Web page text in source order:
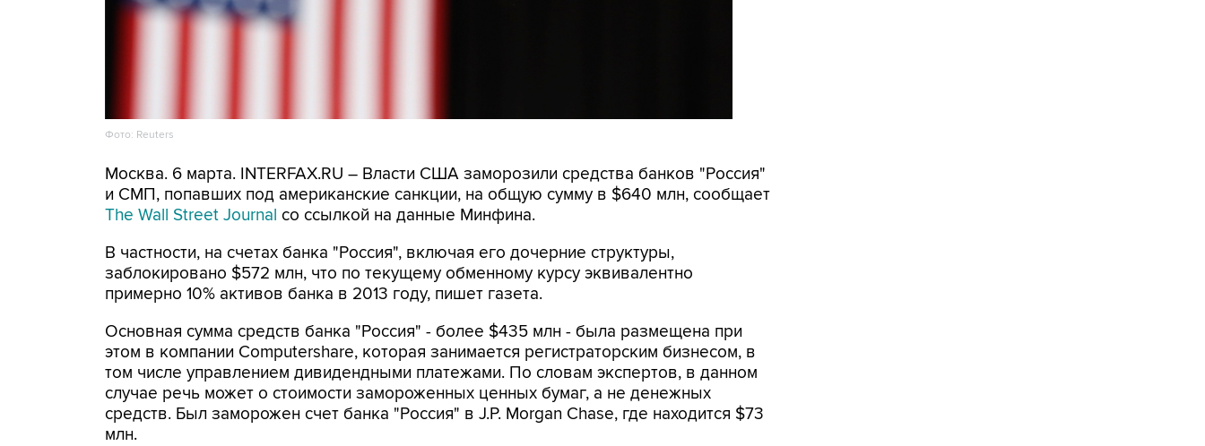
Фото: Reuters
Москва. 6 марта. INTERFAX.RU – Власти США заморозили средства банков "Россия"
и СМП, попавших под американские санкции, на общую сумму в $640 млн, сообщает
The Wall Street Journal со ссылкой на данные Минфина.
В частности, на счетах банка "Россия", включая его дочерние структуры,
заблокировано $572 млн, что по текущему обменному курсу эквивалентно
примерно 10% активов банка в 2013 году, пишет газета.
Основная сумма средств банка "Россия" - более $435 млн - была размещена при
этом в компании Computershare, которая занимается регистраторским бизнесом, в
том числе управлением дивидендными платежами. По словам экспертов, в данном
случае речь может о стоимости замороженных ценных бумаг, а не денежных
средств. Был заморожен счет банка "Россия" в J.P. Morgan Chase, где находится $73
млн.